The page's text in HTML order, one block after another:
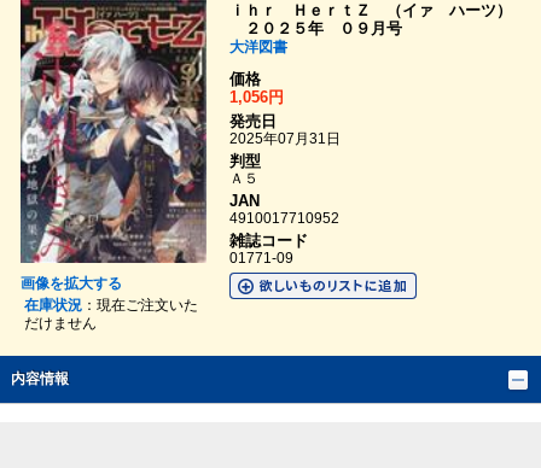
画像を拡大する
在庫状況：現在ご注文いた
だけません
ｉｈｒ ＨｅｒｔＺ （イァ ハーツ）
２０２５年 ０９月号
大洋図書
価格
1,056円
発売日
2025年07月31日
判型
Ａ５
JAN
4910017710952
雑誌コード
01771-09
内容情報